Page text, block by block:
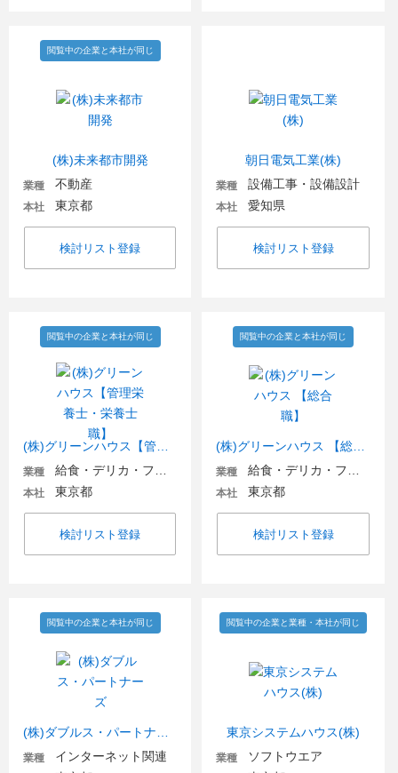
(株)未来都市開発
閲覧中の企業と本社が同じ
業種 不動産
本社 東京都
検討リスト登録
朝日電気工業(株)
業種 設備工事・設備設計
本社 愛知県
検討リスト登録
閲覧中の企業と本社が同じ
業種
本社 東京都
検討リスト登録
閲覧中の企業と本社が同じ
業種
本社 東京都
検討リスト登録
閲覧中の企業と本社が同じ
業種 インターネット関連
東京システムハウス(株)
閲覧中の企業と業種・本社が同じ
業種 ソフトウエア